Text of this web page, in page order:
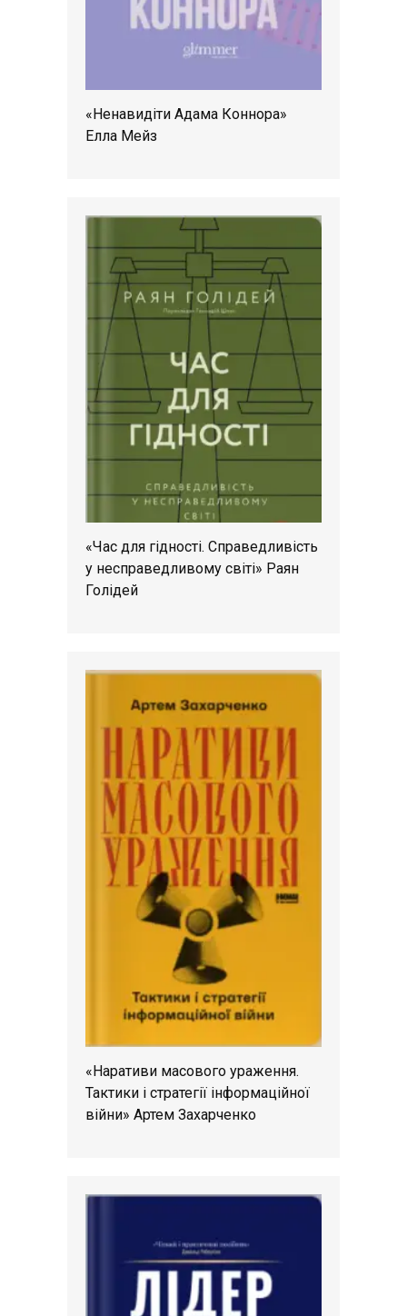
«Ненавидіти Адама Коннора»
Елла Мейз
«Час для гідності. Справедливість
у несправедливому світі» Раян
Голідей
«Наративи масового ураження.
Тактики і стратегії інформаційної
війни» Артем Захарченко